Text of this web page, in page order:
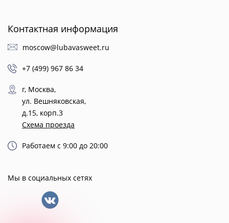
Контактная информация
moscow@lubavasweet.ru
+7 (499) 967 86 34
г, Москва,
ул. Вешняковская,
д.15, корп.3
Схема проезда
Работаем с 9:00 до 20:00
Мы в социальных сетях